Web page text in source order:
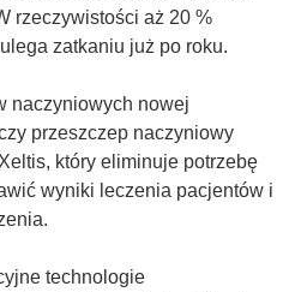
rzeczywistości aż 20 %
zatkaniu już po roku.
naczyniowych nowej
przeszczep naczyniowy
który eliminuje potrzebę
wyniki leczenia pacjentów i
technologie